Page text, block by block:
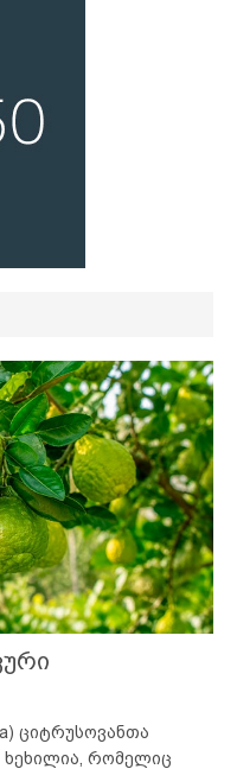
ციტრუსოვანთა
ხეხილია, რომელიც